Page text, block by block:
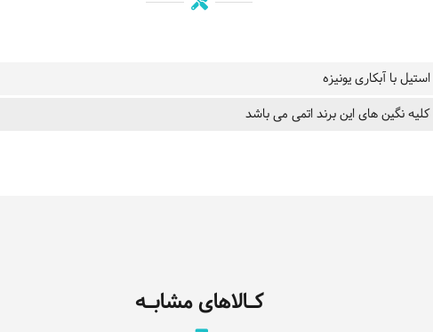
استیل با آبکاری یونیزه
کلیه نگین های این برند اتمی می باشد
کـالاهای مشابـه